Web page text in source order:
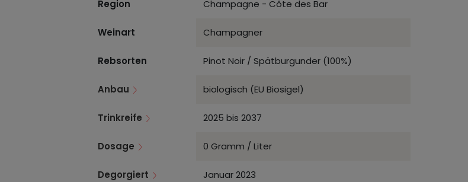
Region Champagne - Côte des Bar
Weinart Champagner
Rebsorten Pinot Noir / Spätburgunder (100%)
Anbau biologisch (EU Biosigel)
Trinkreife 2025 bis 2037
Dosage 0 Gramm / Liter
Degorgiert Januar 2023